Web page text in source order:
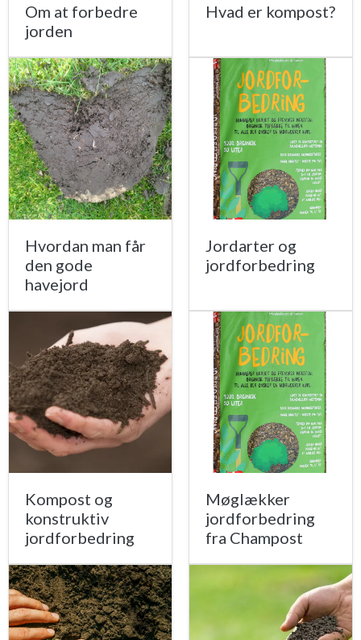
Om at forbedre
jorden
Hvad er kompost?
Hvordan man får
den gode
havejord
Jordarter og
jordforbedring
Kompost og
konstruktiv
jordforbedring
Møglækker
jordforbedring
fra Champost